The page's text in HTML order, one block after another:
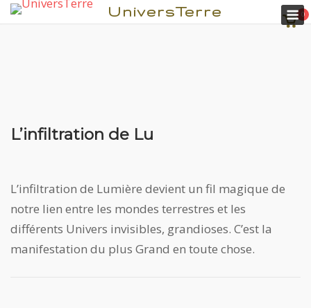
Aller
UniversTerre
Voir
0
L’infiltration de Lu
L’infiltration de Lumière devient un fil magique de
notre lien entre les mondes terrestres et les
différents Univers invisibles, grandioses. C’est la
manifestation du plus Grand en toute chose.